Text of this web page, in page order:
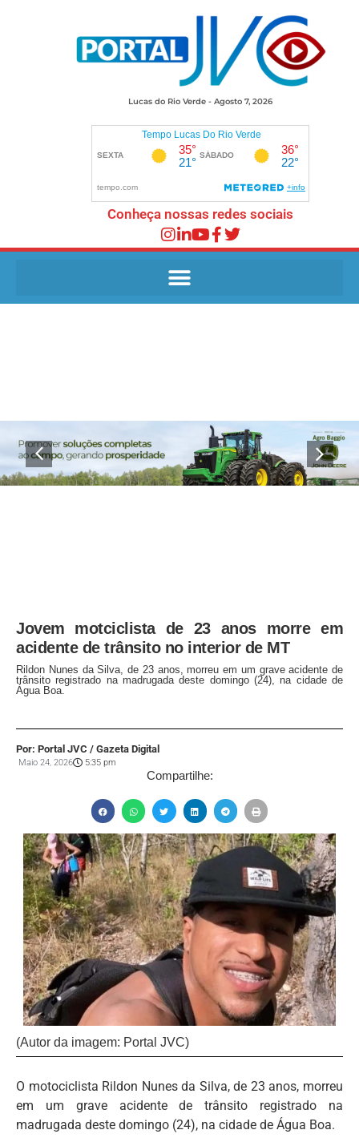
Lucas do Rio Verde - Agosto 7, 2026
Conheça nossas redes sociais
Jovem motciclista de 23 anos morre em
acidente de trânsito no interior de MT
Rildon Nunes da Silva, de 23 anos, morreu em um grave acidente de
trânsito registrado na madrugada deste domingo (24), na cidade de
Água Boa.
Por: Portal JVC / Gazeta Digital
Maio 24, 2026 5:35 pm
Compartilhe:
(Autor da imagem: Portal JVC)
O motociclista Rildon Nunes da Silva, de 23 anos, morreu
em um grave acidente de trânsito registrado na
madrugada deste domingo (24), na cidade de Água Boa.